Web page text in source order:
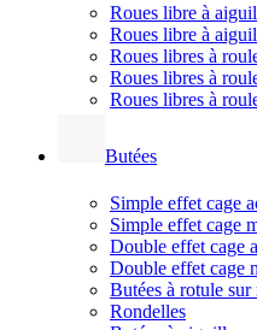
Roues libre à
Roues libre à
Roues libres à
Roues libres à
Roues libres à
Butées
Simple effet cage
Simple effet cage
Double effet cage
Double effet cage
Butées à rotule sur
Rondelles